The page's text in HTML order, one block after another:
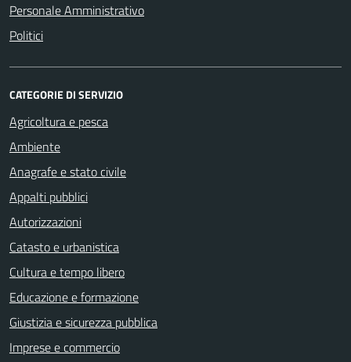
Personale Amministrativo
Politici
CATEGORIE DI SERVIZIO
Agricoltura e pesca
Ambiente
Anagrafe e stato civile
Appalti pubblici
Autorizzazioni
Catasto e urbanistica
Cultura e tempo libero
Educazione e formazione
Giustizia e sicurezza pubblica
Imprese e commercio